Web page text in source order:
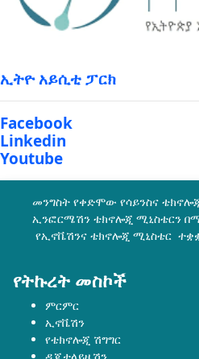
ኢትዮ አይሲቲ ፓርክ
Facebook
Linkedin
Youtube
መንግስት የቀድሞው የሳይንስና
ኢንፎርሜሽን ቴክኖሎጂ ሚኒስቴርን
የኢኖቬሽንና ቴክኖሎጂ ሚኒስቴር
የትኩረት መስኮች
ምርምር
ኢኖቬሽን
የቴክኖሎጂ ሽግግር